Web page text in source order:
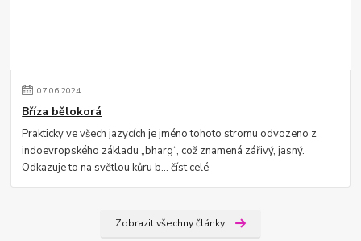
07.06.2024
Bříza bělokorá
Prakticky ve všech jazycích je jméno tohoto stromu odvozeno z
indoevropského základu „bharg“, což znamená zářivý, jasný.
Odkazuje to na světlou kůru b...číst celé
Zobrazit všechny články